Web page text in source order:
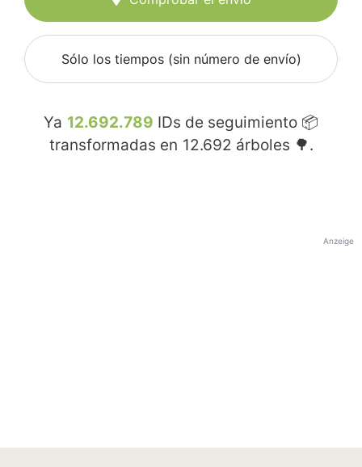
Sólo los tiempos (sin número de envío)
Ya 12.692.789 IDs de seguimiento 📦
transformadas en 12.692 árboles 🌳.
Anzeige